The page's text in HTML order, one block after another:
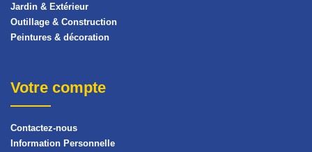
Jardin & Extérieur
Outillage & Construction
Peintures & décoration
Votre compte
Contactez-nous
Information Personnelle